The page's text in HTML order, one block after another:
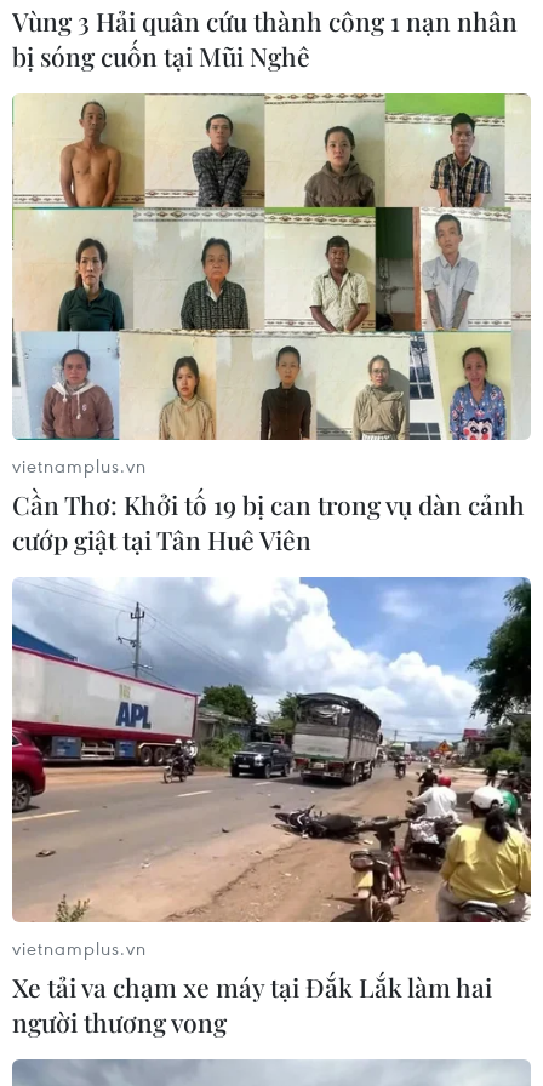
của Washington.
Vùng 3 Hải quân cứu thành công 1 nạn nhân
bị sóng cuốn tại Mũi Nghê
vietnamplus.vn
Cần Thơ: Khởi tố 19 bị can trong vụ dàn cảnh
cướp giật tại Tân Huê Viên
vietnamplus.vn
Xe tải va chạm xe máy tại Đắk Lắk làm hai
người thương vong